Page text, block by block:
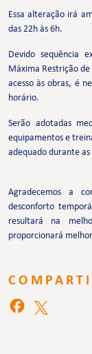
Essa alteração irá
das 22h às 6h.
Devido sequência
Máxima Restrição de
acesso às obras, é
horário.
Serão adotadas
equipamentos e
adequado durante
Agradecemos a
desconforto
resultará na
proporcionará